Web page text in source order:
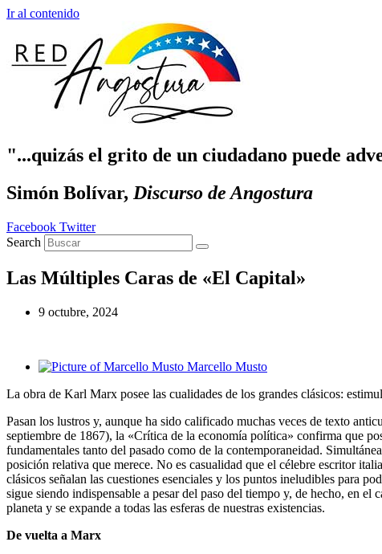
Ir al contenido
"...quizás el grito de un ciudadano puede
Simón Bolívar, Discurso de Angostura
Facebook Twitter
Search
Las Múltiples Caras de «El Capital»
9 octubre, 2024
Marcello Musto
La obra de Karl Marx posee las cualidades de los grandes clásicos:
Pasan los lustros y, aunque ha sido calificado muchas veces de texto
septiembre de 1867), la «Crítica de la economía política» confirma que
fundamentales tanto del pasado como de la contemporaneidad.
posición relativa que merece. No es casualidad que el célebre escritor
clásicos señalan las cuestiones esenciales y los puntos ineludibles para
sigue siendo indispensable a pesar del paso del tiempo y, de hecho, en
planeta y se expande a todas las esferas de nuestras existencias.
De vuelta a Marx